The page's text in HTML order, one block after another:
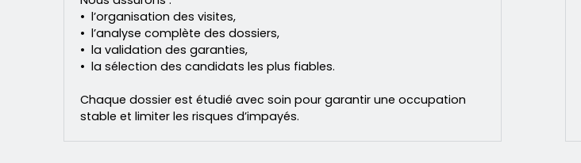
l’organisation des visites,
l’analyse complète des dossiers,
la validation des garanties,
la sélection des candidats les plus fiables.
Chaque dossier est étudié avec soin pour garantir une occupation
stable et limiter les risques d’impayés.